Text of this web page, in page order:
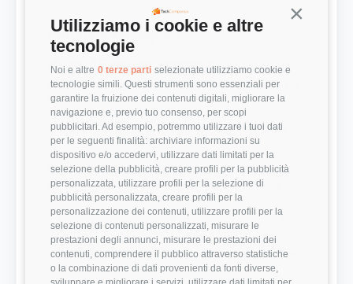
Continua
Utilizziamo i cookie e altre
tecnologie
Noi e altre 0 terze parti selezionate utilizziamo cookie e
tecnologie simili. Questi strumenti sono essenziali per
garantire la fruizione dei contenuti digitali, migliorare la
navigazione e, previo tuo consenso, per scopi
pubblicitari. Ad esempio, potremmo utilizzare i tuoi dati
per le seguenti finalità: archiviare informazioni su
dispositivo e/o accedervi, utilizzare dati limitati per la
selezione della pubblicità, creare profili per la pubblicità
personalizzata, utilizzare profili per la selezione di
pubblicità personalizzata, creare profili per la
personalizzazione dei contenuti, utilizzare profili per la
selezione di contenuti personalizzati, misurare le
prestazioni degli annunci, misurare le prestazioni dei
contenuti, comprendere il pubblico attraverso statistiche
o la combinazione di dati provenienti da fonti diverse,
Panoramica Rapida
💰 Top 3 Ruoli per Stipendio
Retribuzioni annuali lorde (RAL) medie per le posizioni più
remunerate
Sales 47.000 €
⭐ Valutazioni
Punteggi medi basati sulle recensioni della community
Modernità Stack Tecnologico 1/5
Bilanciamento Vita-Lavoro 5/5